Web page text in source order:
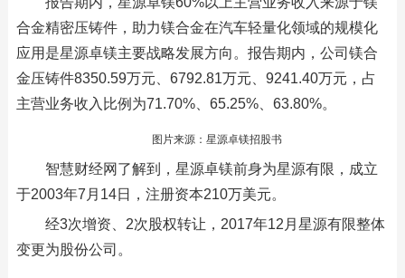
合金精密压铸件，助力镁合金在汽车轻量化领域的规模化
应用是星源卓镁主要战略发展方向。报告期内，公司镁合
金压铸件8350.59万元、6792.81万元、9241.40万元，占
主营业务收入比例为71.70%、65.25%、63.80%。
图片来源：星源卓镁招股书
智慧财经网了解到，星源卓镁前身为星源有限，成立
于2003年7月14日，注册资本210万美元。
经3次增资、2次股权转让，2017年12月星源有限整体
变更为股份公司。